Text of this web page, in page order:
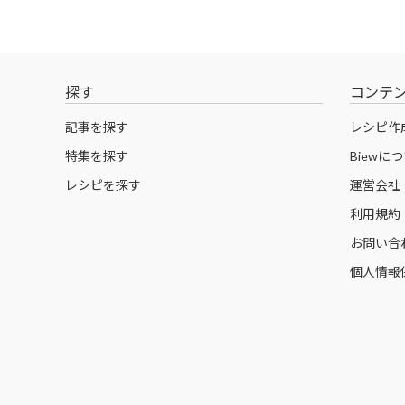
探す
記事を探す
特集を探す
レシピを探す
コンテ
レシピ作
Biewにつ
運営会社
利用規約
お問い合
個人情報